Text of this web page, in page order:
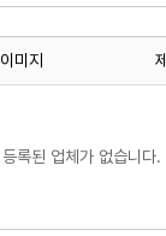
이미지
등록된 업체가 없습니다.